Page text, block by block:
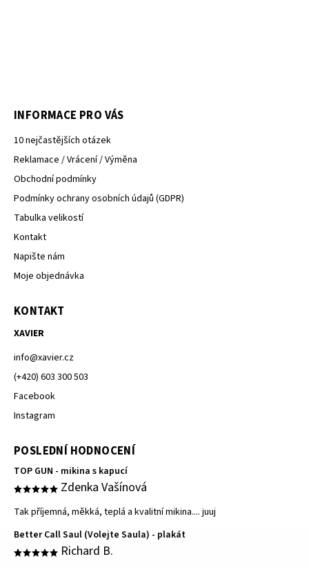
INFORMACE PRO VÁS
10 nejčastějších otázek
Reklamace / Vrácení / Výměna
Obchodní podmínky
Podmínky ochrany osobních údajů (GDPR)
Tabulka velikostí
Kontakt
Napište nám
Moje objednávka
KONTAKT
XAVIER
info@xavier.cz
(+420) 603 300 503
Facebook
Instagram
POSLEDNÍ HODNOCENÍ
TOP GUN - mikina s kapucí
Zdenka Vašínová
Tak příjemná, měkká, teplá a kvalitní mikina.... juuj
Better Call Saul (Volejte Saula) - plakát
Richard B.